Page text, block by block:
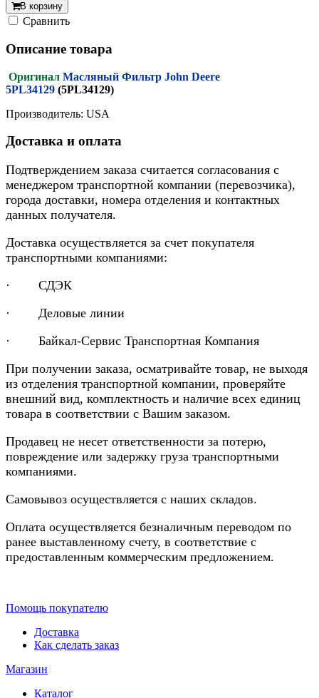
В корзину
Cравнить
Описание товара
Оригинал Масляный Фильтр John Deere
5PL34129 (5PL34129)
Производитель: USA
Доставка и оплата
Подтверждением заказа считается согласования с
менеджером транспортной компании (перевозчика),
города доставки, номера отделения и контактных
данных получателя.
Доставка осуществляется за счет покупателя
транспортными компаниями:
· СДЭК
· Деловые линии
· Байкал-Сервис Транспортная Компания
При получении заказа, осматривайте товар, не выходя
из отделения транспортной компании, проверяйте
внешний вид, комплектность и наличие всех единиц
товара в соответствии с Вашим заказом.
Продавец не несет ответственности за потерю,
повреждение или задержку груза транспортными
компаниями.
Самовывоз осуществляется с наших складов.
Оплата осуществляется безналичным переводом по
ранее выставленному счету, в соответствие с
предоставленным коммерческим предложением.
Помощь покупателю
Доставка
Как сделать заказ
Магазин
Каталог